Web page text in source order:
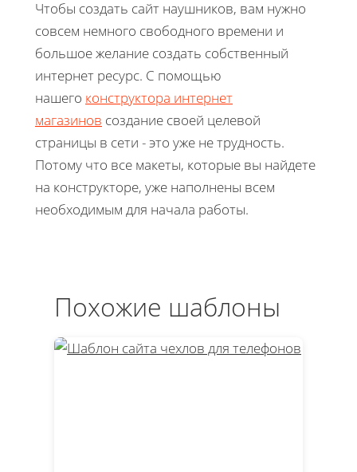
Чтобы создать сайт наушников, вам нужно
совсем немного свободного времени и
большое желание создать собственный
интернет ресурс. С помощью
нашего конструктора интернет
магазинов создание своей целевой
страницы в сети - это уже не трудность.
Потому что все макеты, которые вы найдете
на конструкторе, уже наполнены всем
необходимым для начала работы.
Похожие шаблоны